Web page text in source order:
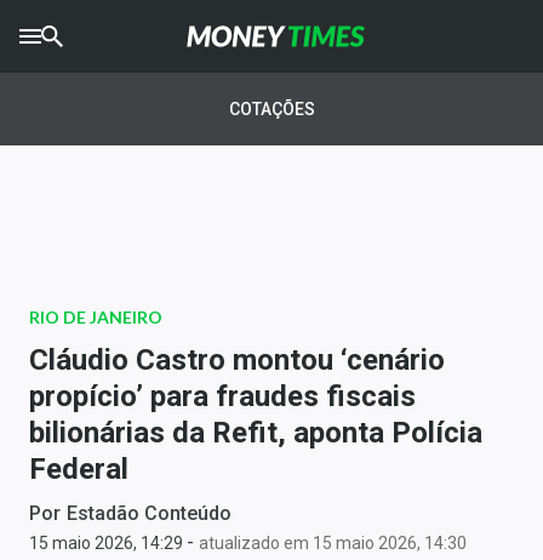
AGROTIMES
Newsletters
Money Trader
Anuncie
Últimas Notícias
COTAÇÕES
RIO DE JANEIRO
Cláudio Castro montou ‘cenário
propício’ para fraudes fiscais
bilionárias da Refit, aponta Polícia
Federal
Por Estadão Conteúdo
15 maio 2026, 14:29 - atualizado em 15 maio 2026, 14:30